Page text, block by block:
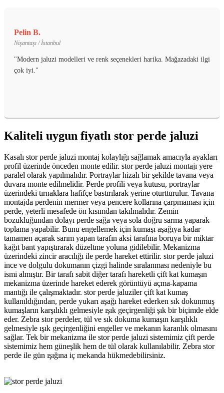
Pelin B.
Nişantaşı / İstanbul
"Modern jaluzi modelleri ve renk seçenekleri harika. Mağazadaki ilgi
çok iyi."
Kaliteli uygun fiyatlı stor perde jaluzi
Kasalı stor perde jaluzi montaj kolaylığı sağlamak amacıyla ayakları
profil üzerinde önceden monte edilir. stor perde jaluzi montajı yere
paralel olarak yapılmalıdır. Portraylar hizalı bir şekilde tavana veya
duvara monte edilmelidir. Perde profili veya kutusu, portraylar
üzerindeki tırnaklara hafifçe bastırılarak yerine oturtturulur. Tavana
montajda perdenin mermer veya pencere kollarına çarpmaması için
perde, yeterli mesafede ön kısımdan takılmalıdır. Zemin
bozukluğundan dolayı perde sağa veya sola doğru sarma yaparak
toplama yapabilir. Bunu engellemek için kumaşı aşağıya kadar
tamamen açarak sarım yapan tarafın aksi tarafına boruya bir miktar
kağıt bant yapıştırarak düzeltme yoluna gidilebilir. Mekanizma
üzerindeki zincir aracılığı ile perde hareket ettirilir. stor perde jaluzi
ince ve dolgulu dokumanın çizgi halinde sıralanması nedeniyle bu
ismi almıştır. Bir tarafı sabit diğer tarafı hareketli çift kat kumaşın
mekanizma üzerinde hareket ederek görüntüyü açma-kapama
mantığı ile çalışmaktadır. stor perde jaluziler çift kat kumaş
kullanıldığından, perde yukarı aşağı hareket ederken sık dokunmuş
kumaşların karşılıklı gelmesiyle ışık geçirgenliği şık bir biçimde elde
eder. Zebra stor perdeler, tül ve sık dokuma kumaşın karşılıklı
gelmesiyle ışık geçirgenliğini engeller ve mekanın karanlık olmasını
sağlar. Tek bir mekanizma ile stor perde jaluzi sistemimiz çift perde
sistemimiz hem güneşlik hem de tül olarak kullanılabilir. Zebra stor
perde ile gün ışığına iç mekanda hükmedebilirsiniz.